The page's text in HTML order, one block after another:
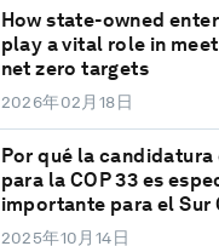
How state-owned
play a vital role in
net zero targets
2026年02月18日
Por qué la candidatura
para la COP 33 es
importante para el Sur
2025年10月14日